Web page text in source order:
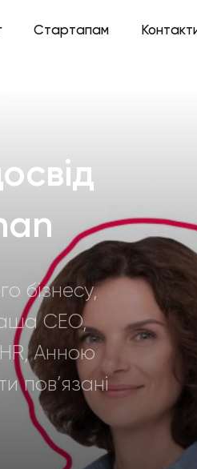
Стартапам
бізнесу,
СЕО,
Анною
пов’язані